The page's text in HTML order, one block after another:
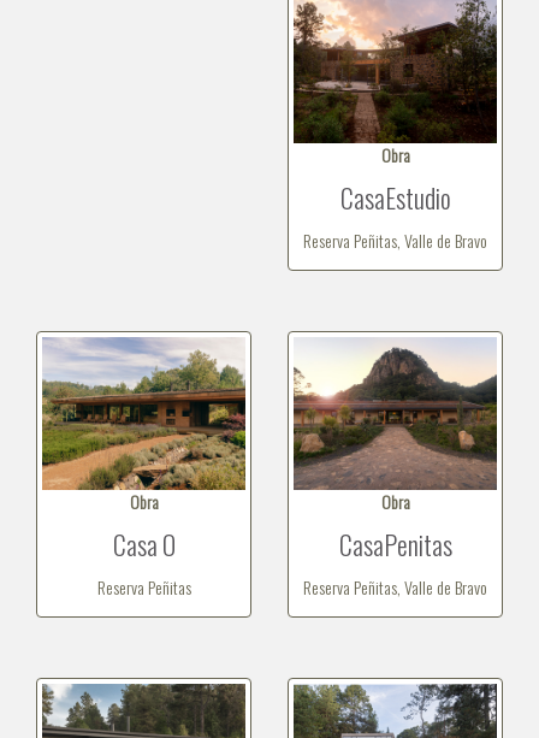
Obra
CasaEstudio
Reserva Peñitas, Valle de Bravo
Obra
Casa O
Reserva Peñitas
Obra
CasaPenitas
Reserva Peñitas, Valle de Bravo